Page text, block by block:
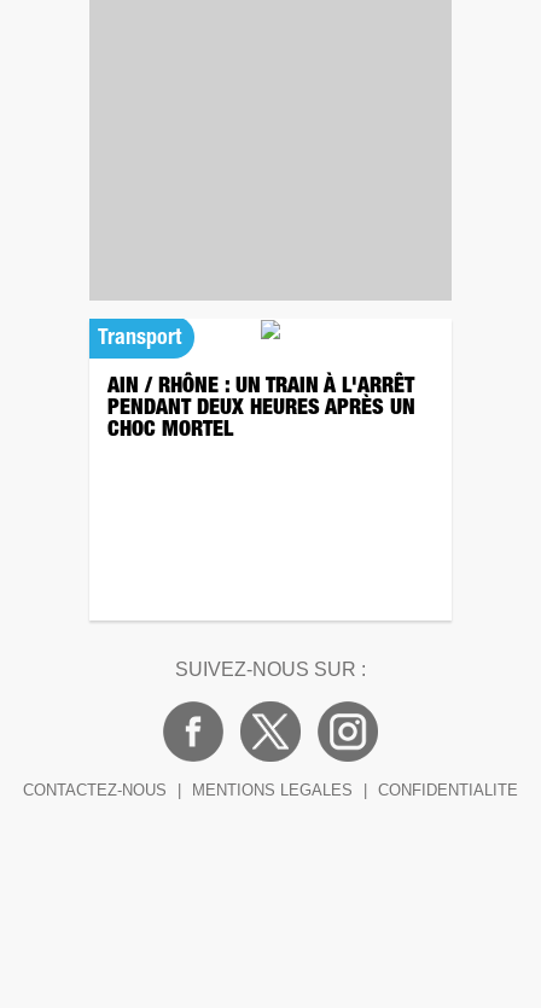
Transport
AIN / RHÔNE : UN TRAIN À L'ARRÊT
PENDANT DEUX HEURES APRÈS UN
CHOC MORTEL
SUIVEZ-NOUS SUR :
CONTACTEZ-NOUS MENTIONS LEGALES CONFIDENTIALITE